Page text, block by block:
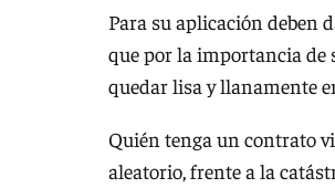
Para su aplicación deben
que por la importancia de
quedar lisa y llanamente
Quién tenga un contrato
aleatorio, frente a la